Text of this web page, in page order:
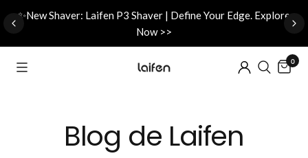
✨New Shaver: Laifen P3 Shaver | Define Your Edge. Explore
Now >>
0
Blog de Laifen